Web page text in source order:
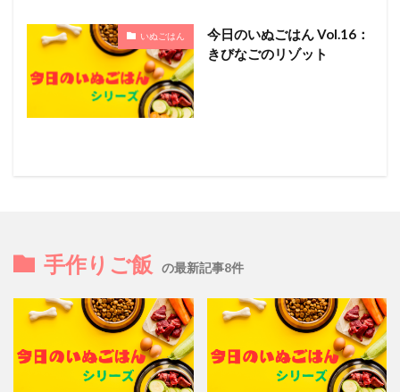
いぬごはん
今日のいぬごはん Vol.16：
きびなごのリゾット
手作りご飯 の最新記事8件